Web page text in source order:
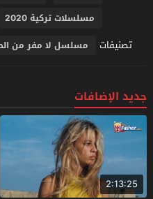
مسلسلات تركية 2020
تصنيفات مسلسل لا مفر من
جديد الإضافات
2:13:25